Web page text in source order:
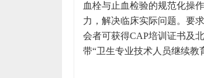
血栓与止血检验的规范化操
力，解决临床实际问题。要
会者可获得CAP培训证书及
带“卫生专业技术人员继续教